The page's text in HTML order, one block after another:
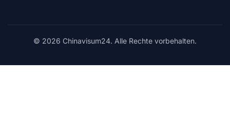
© 2026 Chinavisum24. Alle Rechte vorbehalten.